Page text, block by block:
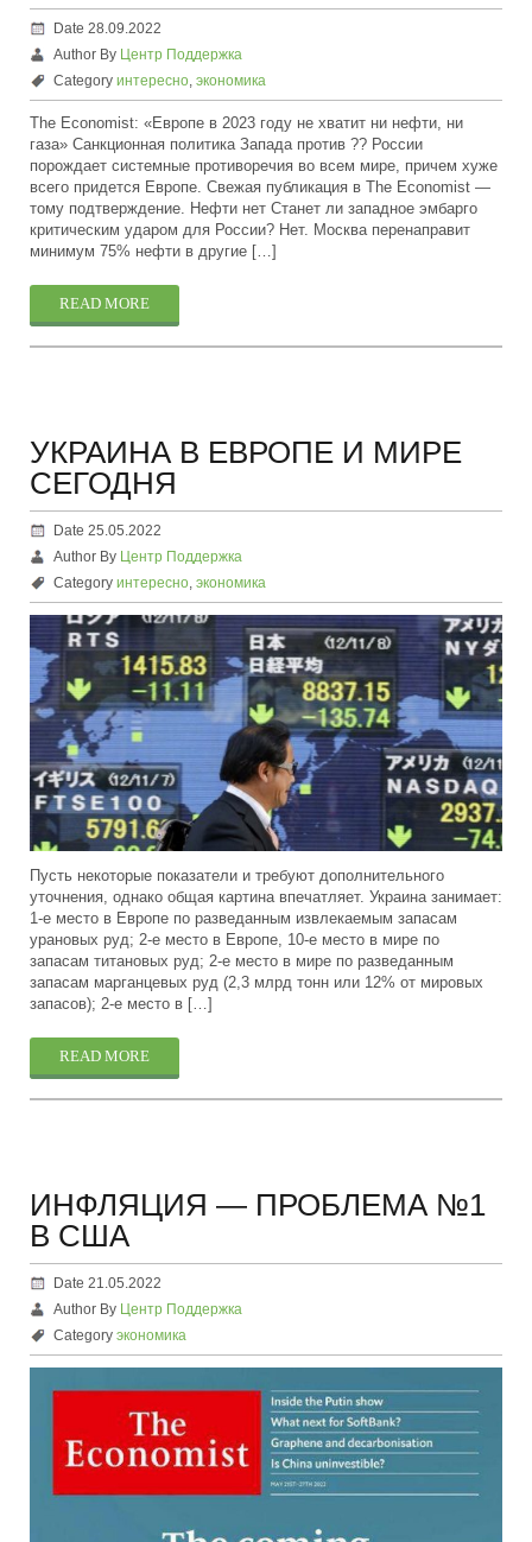
Date 28.09.2022
Author By Центр Поддержка
Category интересно экономика
The Economist: «Европе в 2023 году не хватит ни нефти, ни
газа» Санкционная политика Запада против ?? России
порождает системные противоречия во всем мире, причем хуже
всего придется Европе. Свежая публикация в The Economist —
тому подтверждение. Нефти нет Станет ли западное эмбарго
критическим ударом для России? Нет. Москва перенаправит
минимум 75% нефти в другие […]
READ MORE
УКРАИНА В ЕВРОПЕ И МИРЕ
СЕГОДНЯ
Date 25.05.2022
Author By Центр Поддержка
Category интересно экономика
Пусть некоторые показатели и требуют дополнительного
уточнения, однако общая картина впечатляет. Украина занимает:
1-е место в Европе по разведанным извлекаемым запасам
урановых руд; 2-е место в Европе, 10-е место в мире по
запасам титановых руд; 2-е место в мире по разведанным
запасам марганцевых руд (2,3 млрд тонн или 12% от мировых
запасов); 2-е место в […]
READ MORE
ИНФЛЯЦИЯ — ПРОБЛЕМА №1
В США
Date 21.05.2022
Author By Центр Поддержка
Category экономика